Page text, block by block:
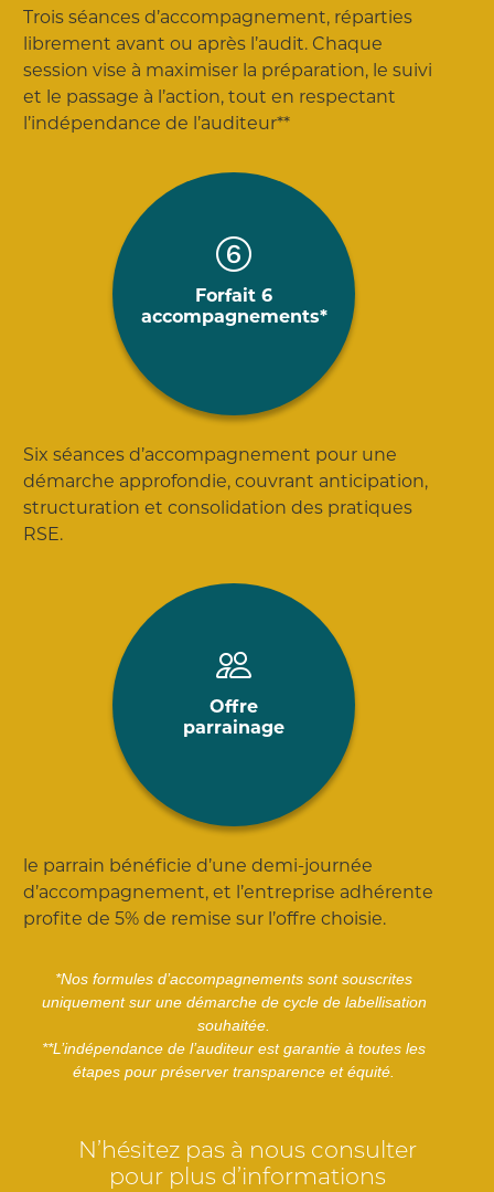
Trois séances d’accompagnement, réparties
librement avant ou après l’audit. Chaque
session vise à maximiser la préparation, le suivi
et le passage à l’action, tout en respectant
l’indépendance de l’auditeur**
Forfait 6
accompagnements*
Six séances d’accompagnement pour une
démarche approfondie, couvrant anticipation,
structuration et consolidation des pratiques
RSE.
Offre
parrainage
le parrain bénéficie d’une demi-journée
d’accompagnement, et l’entreprise adhérente
profite de 5% de remise sur l’offre choisie.
*Nos formules d’accompagnements sont souscrites
uniquement sur une démarche de cycle de labellisation
souhaitée.
**L’indépendance de l’auditeur est garantie à toutes les
étapes pour préserver transparence et équité.
N’hésitez pas à nous consulter
pour plus d’informations